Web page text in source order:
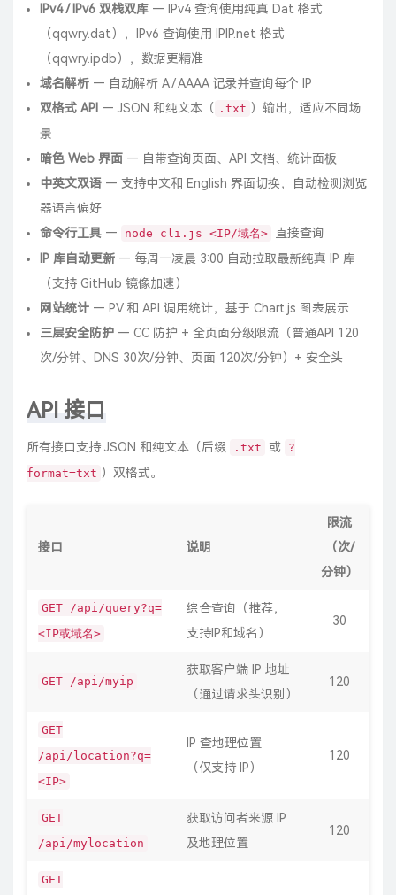
IPv4 / IPv6 双栈双库 — IPv4 查询使用纯真 Dat 格式
（qqwry.dat），IPv6 查询使用 IPIP.net 格式
（qqwry.ipdb），数据更精准
域名解析 — 自动解析 A / AAAA 记录并查询每个 IP
双格式 API — JSON 和纯文本（ .txt ）输出，适应不同场
景
暗色 Web 界面 — 自带查询页面、API 文档、统计面板
中英文双语 — 支持中文和 English 界面切换，自动检测浏览
器语言偏好
命令行工具 — node cli.js <IP/域名> 直接查询
IP 库自动更新 — 每周一凌晨 3:00 自动拉取最新纯真 IP 库
（支持 GitHub 镜像加速）
网站统计 — PV 和 API 调用统计，基于 Chart.js 图表展示
三层安全防护 — CC 防护 + 全页面分级限流（普通API 120
次/分钟、DNS 30次/分钟、页面 120次/分钟）+ 安全头
API 接口
所有接口支持 JSON 和纯文本（后缀 .txt 或 ?
format=txt ）双格式。
接口 说明
限流
（次/
分钟）
GET /api/query?q=
<IP或域名>
综合查询（推荐，
支持IP和域名）
30
GET /api/myip
获取客户端 IP 地址
（通过请求头识别）
120
GET
/api/location?q=
<IP>
IP 查地理位置
（仅支持 IP）
120
GET
/api/mylocation
获取访问者来源 IP
及地理位置
120
GET